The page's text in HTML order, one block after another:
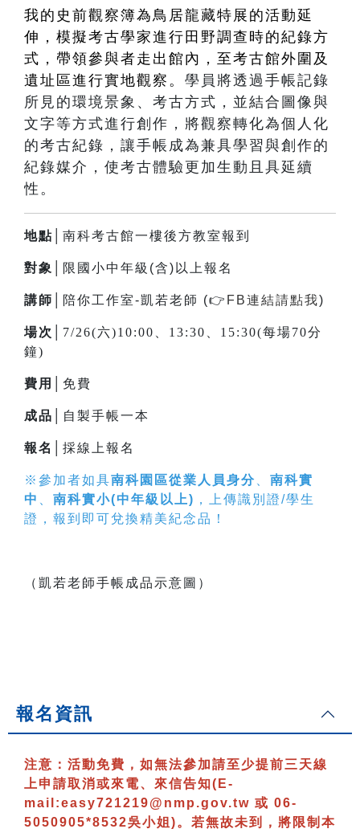
我的史前觀察簿為鳥居龍藏特展的活動延
伸，模擬考古學家進行田野調查時的紀錄方
式，帶領參與者走出館內，至考古館外圍及
遺址區進行實地觀察。 學員將透過手帳記錄
所見的環境景象、考古方式，並結合圖像與
文字等方式進行創作，將觀察轉化為個人化
的考古紀錄，讓手帳成為兼具學習與創作的
紀錄媒介，使考古體驗更加生動且具延續
性。
地點│ 南科考古館一樓後方教室報到
對象│ 限國小中年級(含)以上報名
講師│ 陪你工作室-凱若老師 (👉 FB連結請點我)
場次│ 7/26(六)10:00、13:30、15:30(每場70分
鐘)
費用│ 免費
成品│ 自製手帳一本
報名│ 採線上報名
※參加者如具南科園區從業人員身分
南科實
中
南科實小(中年級以上) ，上傳識別證/學生
證，報到即可兌換精美紀念品！
（凱若老師手帳成品示意圖）
報名資訊
注意： 活動免費，如無法參加請至少提前三天線
上申請取消或來電、來信告知(E-
mail:easy721219@nmp.gov.tw 或 06-
5050905*8532吳小姐)。若無故未到，將限制本